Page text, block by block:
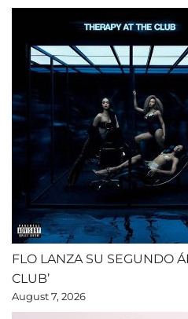
FLO LANZA SU SEGUNDO
CLUB’
August 7, 2026